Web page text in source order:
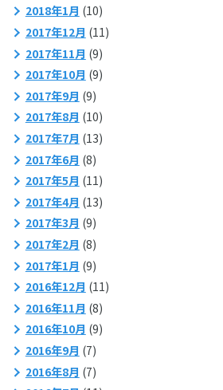
2018年1月 (10)
2017年12月 (11)
2017年11月 (9)
2017年10月 (9)
2017年9月 (9)
2017年8月 (10)
2017年7月 (13)
2017年6月 (8)
2017年5月 (11)
2017年4月 (13)
2017年3月 (9)
2017年2月 (8)
2017年1月 (9)
2016年12月 (11)
2016年11月 (8)
2016年10月 (9)
2016年9月 (7)
2016年8月 (7)